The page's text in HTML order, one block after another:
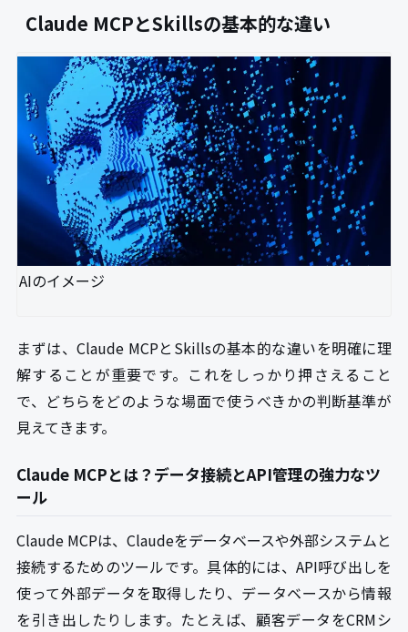
Claude MCPとSkillsの基本的な違い
AIのイメージ
まずは、Claude MCPとSkillsの基本的な違いを明確に理
解することが重要です。これをしっかり押さえること
で、どちらをどのような場面で使うべきかの判断基準が
見えてきます。
Claude MCPとは？データ接続とAPI管理の強力なツ
ール
Claude MCPは、Claudeをデータベースや外部システムと
接続するためのツールです。具体的には、API呼び出しを
使って外部データを取得したり、データベースから情報
を引き出したりします。たとえば、顧客データをCRMシ